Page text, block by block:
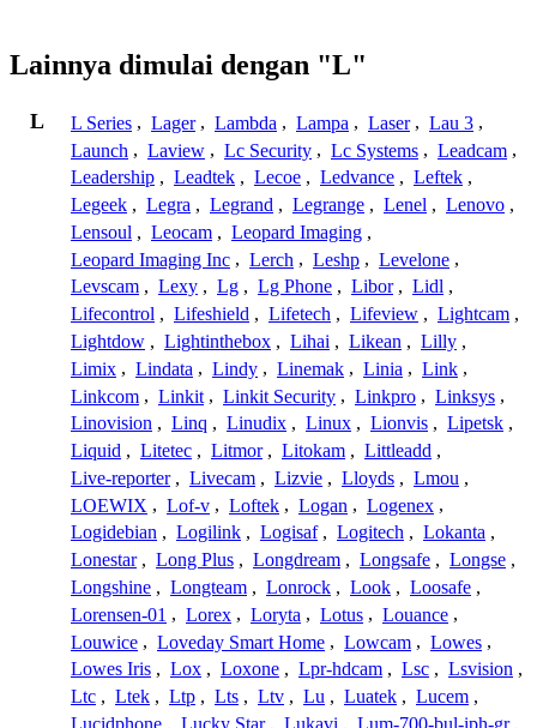
Lainnya dimulai dengan "L"
L L Series , Lager , Lambda , Lampa , Laser , Lau 3 ,
Launch , Laview , Lc Security , Lc Systems , Leadcam ,
Leadership , Leadtek , Lecoe , Ledvance , Leftek ,
Legeek , Legra , Legrand , Legrange , Lenel , Lenovo ,
Lensoul , Leocam , Leopard Imaging ,
Leopard Imaging Inc , Lerch , Leshp , Levelone ,
Levscam , Lexy , Lg , Lg Phone , Libor , Lidl ,
Lifecontrol , Lifeshield , Lifetech , Lifeview , Lightcam ,
Lightdow , Lightinthebox , Lihai , Likean , Lilly ,
Limix , Lindata , Lindy , Linemak , Linia , Link ,
Linkcom , Linkit , Linkit Security , Linkpro , Linksys ,
Linovision , Linq , Linudix , Linux , Lionvis , Lipetsk ,
Liquid , Litetec , Litmor , Litokam , Littleadd ,
Live-reporter , Livecam , Lizvie , Lloyds , Lmou ,
LOEWIX , Lof-v , Loftek , Logan , Logenex ,
Logidebian , Logilink , Logisaf , Logitech , Lokanta ,
Lonestar , Long Plus , Longdream , Longsafe , Longse ,
Longshine , Longteam , Lonrock , Look , Loosafe ,
Lorensen-01 , Lorex , Loryta , Lotus , Louance ,
Louwice , Loveday Smart Home , Lowcam , Lowes ,
Lowes Iris , Lox , Loxone , Lpr-hdcam , Lsc , Lsvision ,
Ltc , Ltek , Ltp , Lts , Ltv , Lu , Luatek , Lucem ,
Lucidphone , Lucky Star , Lukavi , Lum-700-bul-iph-gr ,